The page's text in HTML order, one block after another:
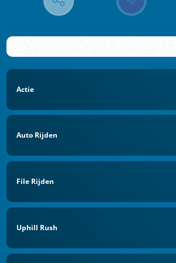
Actie
Auto Rijden
File Rijden
Uphill Rush